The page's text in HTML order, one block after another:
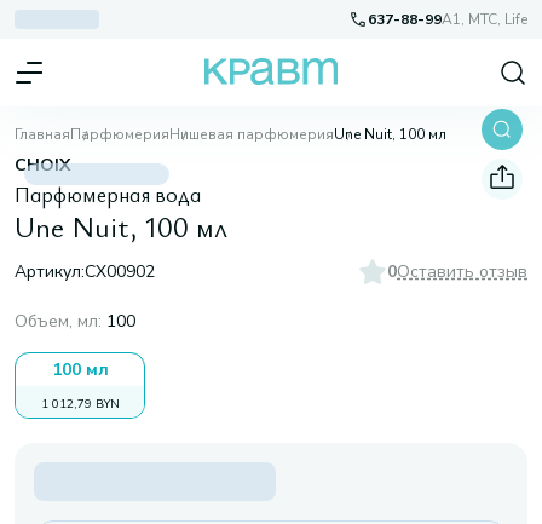
637-88-99A1, МТС, Life
ГлавнаяПарфюмерияНишевая парфюмерияUne Nuit, 100 мл
CHOIX
Парфюмерная вода
Une Nuit, 100 мл
Артикул:CX00902 0Оставить отзыв
Объем, мл: 100
100 мл
1 012,79 BYN